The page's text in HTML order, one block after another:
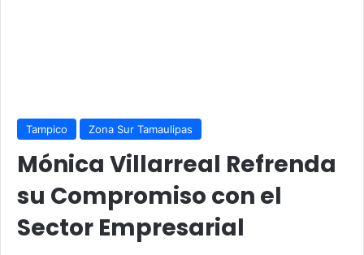
Tampico Zona Sur Tamaulipas
Mónica Villarreal Refrenda
su Compromiso con el
Sector Empresarial